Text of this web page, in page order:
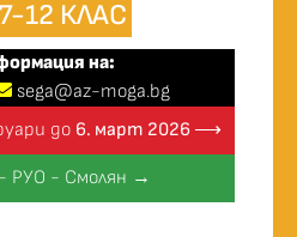
7-12 КЛАС
на:
sega@az-moga.bg
до 6. март 2026 ⟶
РУО - Смолян →